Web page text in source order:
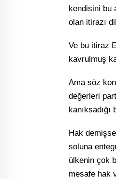
kendisini bu
olan itirazı
Ve bu itiraz
kavrulmuş
Ama söz
değerleri
Hak
soluna
ülkenin çok
mesafe hak